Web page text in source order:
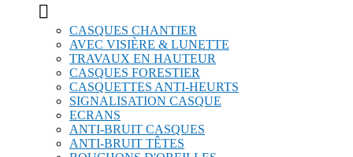

CASQUES CHANTIER
AVEC VISIÈRE & LUNETTE
TRAVAUX EN HAUTEUR
CASQUES FORESTIER
CASQUETTES ANTI-HEURTS
SIGNALISATION CASQUE
ECRANS
ANTI-BRUIT CASQUES
ANTI-BRUIT TÊTES